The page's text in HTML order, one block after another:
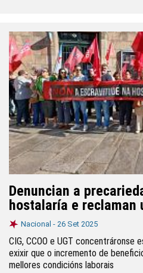
Denuncian a
hostalaría e reclaman
Nacional - 26 Set 2025
CIG, CCOO e UGT concentráronse
exixir que o incremento de
mellores condicións laborais